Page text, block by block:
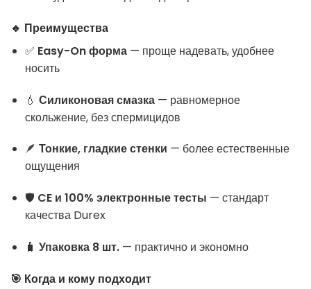
🔹 Преимущества
✅ Easy-On форма— проще надевать, удобнее
носить
💧 Силиконовая смазка— равномерное
скольжение, без спермицидов
🪶 Тонкие, гладкие стенки — более естественные
ощущения
🛡️ CE и 100% электронные тесты — стандарт
качества Durex
🧳 Упаковка 8 шт.— практично и экономно
🎯 Когда и кому подходит